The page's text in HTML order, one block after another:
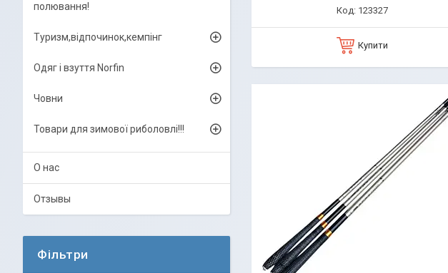
123327
Купити
полювання!
Туризм,відпочинок,кемпінг
Одяг і взуття Norfin
Човни
Товари для зимової риболовлі!!!
О нас
Отзывы
Фільтри